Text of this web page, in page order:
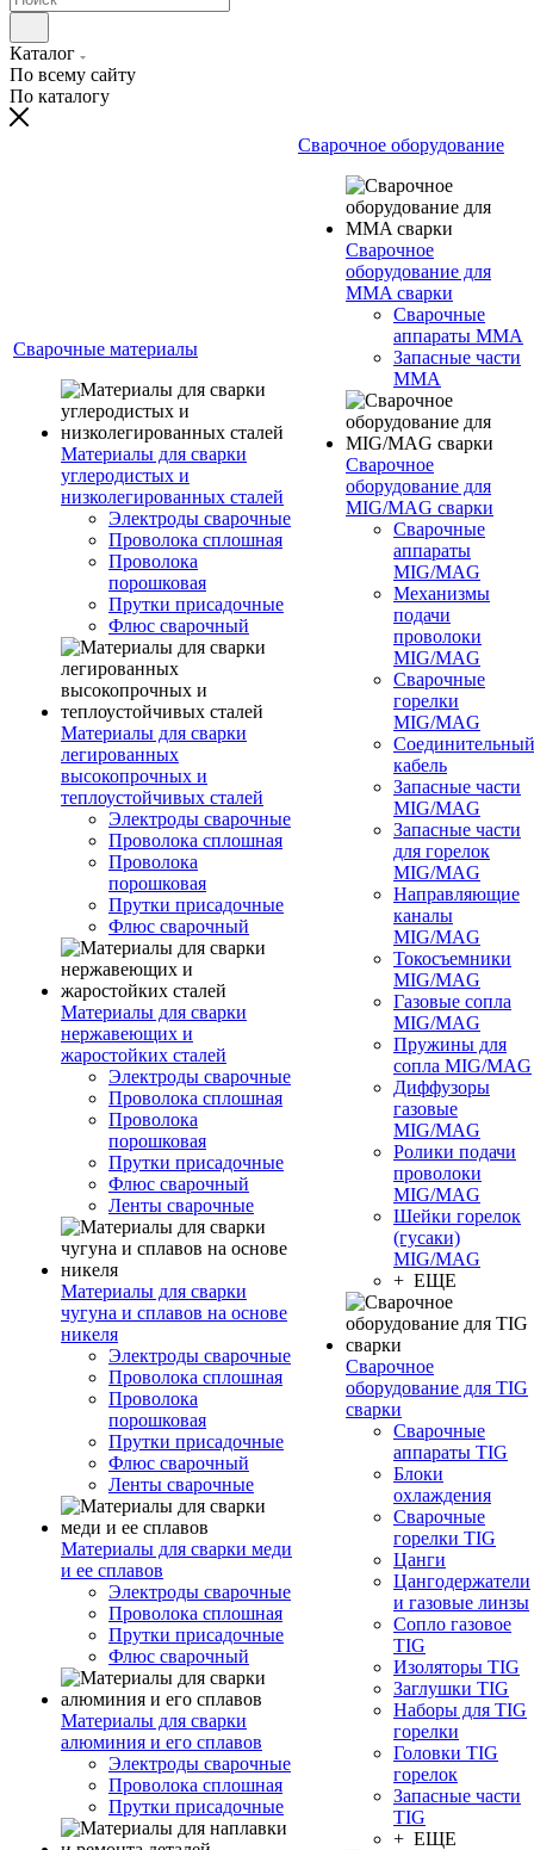
Каталог
По всему сайту
По каталогу
Сварочные материалы
Материалы для сварки
углеродистых и
низколегированных сталей
Электроды сварочные
Проволока сплошная
Проволока
порошковая
Прутки присадочные
Флюс сварочный
Материалы для сварки
легированных
высокопрочных и
теплоустойчивых сталей
Электроды сварочные
Проволока сплошная
Проволока
порошковая
Прутки присадочные
Флюс сварочный
Материалы для сварки
нержавеющих и
жаростойких сталей
Электроды сварочные
Проволока сплошная
Проволока
порошковая
Прутки присадочные
Флюс сварочный
Ленты сварочные
Материалы для сварки
чугуна и сплавов на основе
никеля
Электроды сварочные
Проволока сплошная
Проволока
порошковая
Прутки присадочные
Флюс сварочный
Ленты сварочные
Материалы для сварки меди
и ее сплавов
Электроды сварочные
Проволока сплошная
Прутки присадочные
Флюс сварочный
Материалы для сварки
алюминия и его сплавов
Электроды сварочные
Проволока сплошная
Прутки присадочные
Сварочное оборудование
Сварочное
оборудование для
MMA сварки
Сварочные
аппараты MMA
Запасные части
MMA
Сварочное
оборудование для
MIG/MAG сварки
Сварочные
аппараты
MIG/MAG
Механизмы
подачи
проволоки
MIG/MAG
Сварочные
горелки
MIG/MAG
Соединительный
кабель
Запасные части
MIG/MAG
Запасные части
для горелок
MIG/MAG
Направляющие
каналы
MIG/MAG
Токосъемники
MIG/MAG
Газовые сопла
MIG/MAG
Пружины для
сопла MIG/MAG
Диффузоры
газовые
MIG/MAG
Ролики подачи
проволоки
MIG/MAG
Шейки горелок
(гусаки)
MIG/MAG
+ ЕЩЕ
Сварочное
оборудование для TIG
сварки
Сварочные
аппараты TIG
Блоки
охлаждения
Сварочные
горелки TIG
Цанги
Цангодержатели
и газовые линзы
Сопло газовое
TIG
Изоляторы TIG
Заглушки TIG
Наборы для TIG
горелки
Головки TIG
горелок
Запасные части
TIG
+ ЕЩЕ